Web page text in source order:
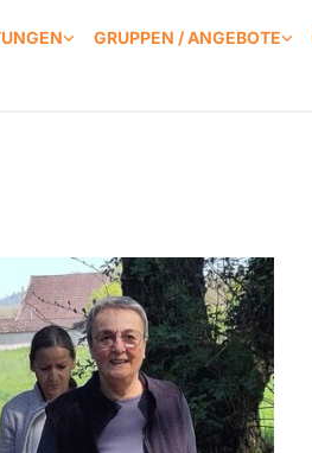
GRUPPEN / ANGEBOTE